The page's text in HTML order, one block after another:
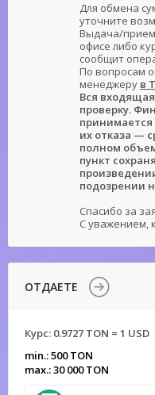
Для обмена
уточните
Выдача/прием
офисе либо
сообщит
По вопросам
менеджеру в
Вся
проверку.
принимается
их отказа —
полном
пункт
подозрении
Спасибо за
С уважением,
ОТДАЕТЕ
Курс: 0.9727 TON = 1 USD
min.: 500 TON
max.: 30 000 TON